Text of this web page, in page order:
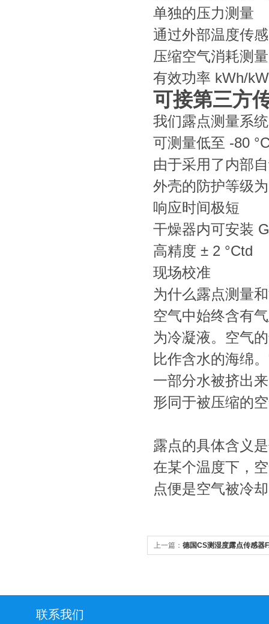
单独的压力测量
通过外部温度传
压缩空气消耗测量
有效功率 kWh/kW
可接第三方
我们露点测量系
可测量低至 -80
由于采用了内部
外壳的防护等级
响应时间极短
干燥器内可安装
高精度 ± 2 °Ctd
现场校准
为什么露点测量
空气中始终含有
为冷凝液。空气
比作含水的海绵
一部分水被挤出
形同于被压缩的
露点的具体含义
在某个温度下，
点便是空气被冷
上一篇： 德国CS测湿度露点传感器
联系我们